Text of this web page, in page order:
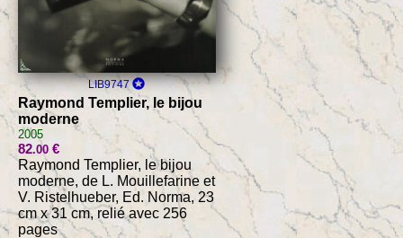
LIB9747
Raymond Templier, le bijou
moderne
2005
82.00€
Raymond Templier, le bijou
moderne, de L. Mouillefarine et
V. Ristelhueber, Ed. Norma, 23
cm x 31 cm, relié avec 256
pages